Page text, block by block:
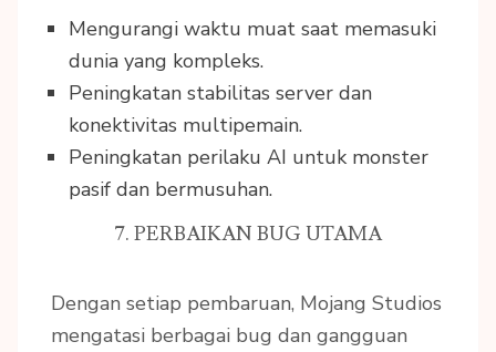
Mengurangi waktu muat saat memasuki
dunia yang kompleks.
Peningkatan stabilitas server dan
konektivitas multipemain.
Peningkatan perilaku AI untuk monster
pasif dan bermusuhan.
7. PERBAIKAN BUG UTAMA
Dengan setiap pembaruan, Mojang Studios
mengatasi berbagai bug dan gangguan